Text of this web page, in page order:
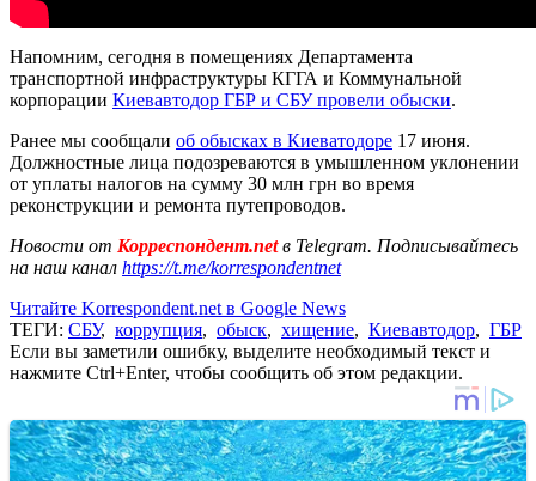
Напомним, сегодня в помещениях Департамента
транспортной инфраструктуры КГГА и Коммунальной
корпорации Киевавтодор ГБР и СБУ провели обыски.
Ранее мы сообщали об обысках в Киеватодоре 17 июня.
Должностные лица подозреваются в умышленном уклонении
от уплаты налогов на сумму 30 млн грн во время
реконструкции и ремонта путепроводов.
Новости от Корреспондент.netв Telegram. Подписывайтесь
на наш канал https://t.me/korrespondentnet
Читайте Korrespondent.net в Google News
ТЕГИ: СБУ, коррупция, обыск, хищение, Киевавтодор, ГБР
Если вы заметили ошибку, выделите необходимый текст и
нажмите Ctrl+Enter, чтобы сообщить об этом редакции.